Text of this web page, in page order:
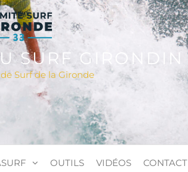
SURF GIRONDIN
Surf de la Gironde
OUTILS VIDÉOS CONTACT